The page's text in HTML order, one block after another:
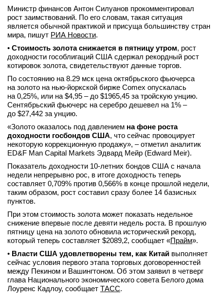
Министр финансов Антон Силуанов прокомментировал
рост заимствований. По его словам, такая ситуация
является обычной практикой и присуща большинству стран
мира, пишут РИА Новости.
• Стоимость золота снижается в пятницу утром, рост
доходности гособлигаций США сдержал рекордный рост
котировок золота, свидетельствуют данные торгов.
По состоянию на 8.29 мск цена октябрьского фьючерса
на золото на нью-йоркской бирже Comex опускалась
на 0,25%, или на $4,95 – до $1965,45 за тройскую унцию.
Сентябрьский фьючерс на серебро дешевел на 1% –
до $27,442 за унцию.
«Золото оказалось под давлением на фоне роста
доходности госбондов США, что сейчас провоцирует
некоторую коррекционную продажу», – отметил аналитик
ED&F Man Capital Markets Эдвард Мейр (Edward Meir).
Показатель доходности 10-летних бондов США с начала
недели непрерывно рос, в итоге доходность теперь
составляет 0,709% против 0,566% в конце прошлой недели,
таким образом, рост составил сразу более 14 базисных
пунктов.
При этом стоимость золота может показать недельное
снижение впервые после девяти недель роста. В прошлую
пятницу цена на золото обновила исторический рекорд,
который теперь составляет $2089,2, сообщает «Прайм».
• Власти США удовлетворены тем, как Китай выполняет
сейчас условия первого этапа торговых договоренностей
между Пекином и Вашингтоном. Об этом заявил в четверг
глава Национального экономического совета Белого дома
Лоуренс Кадлоу, сообщает ТАСС.